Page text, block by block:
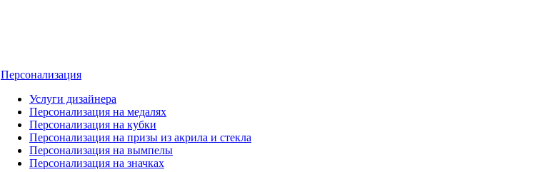
Персонализация
Услуги дизайнера
Персонализация на медалях
Персонализация на кубки
Персонализация на призы из акрила и стекла
Персонализация на вымпелы
Персонализация на значках